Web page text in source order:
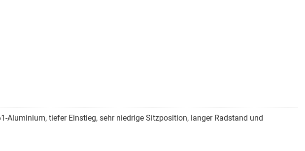
Aluminium, tiefer Einstieg, sehr niedrige Sitzposition, langer Radstand und